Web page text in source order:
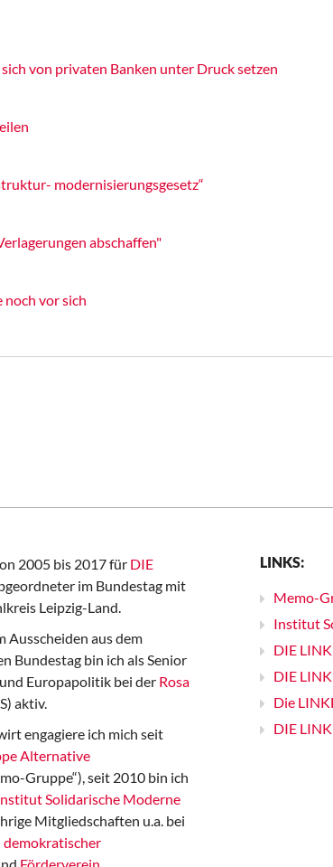
von privaten Banken unter Druck setzen
modernisierungsgesetz“
abschaffen"
noch vor sich
2005 bis 2017 für DIE
im Bundestag mit
Leipzig-Land.
Ausscheiden aus dem
Bundestag bin ich als Senior
Europapolitik bei der Rosa
aktiv.
engagiere ich mich seit
Alternative
Gruppe“), seit 2010 bin ich
Solidarische Moderne
Mitgliedschaften u.a. bei
demokratischer
LINKS:
Memo-
Institut
DIE
DIE
Die
DIE